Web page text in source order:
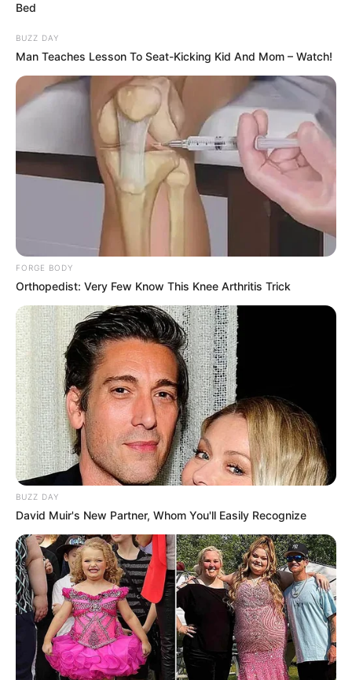
Serem! 9 Chat Ojek Online &
Pelanggan Ini Bikin Auto
Merinding
Bed
BUZZ DAY
Man Teaches Lesson To Seat-Kicking Kid And Mom – Watch!
FORGE BODY
Orthopedist: Very Few Know This Knee Arthritis Trick
BUZZ DAY
David Muir's New Partner, Whom You'll Easily Recognize